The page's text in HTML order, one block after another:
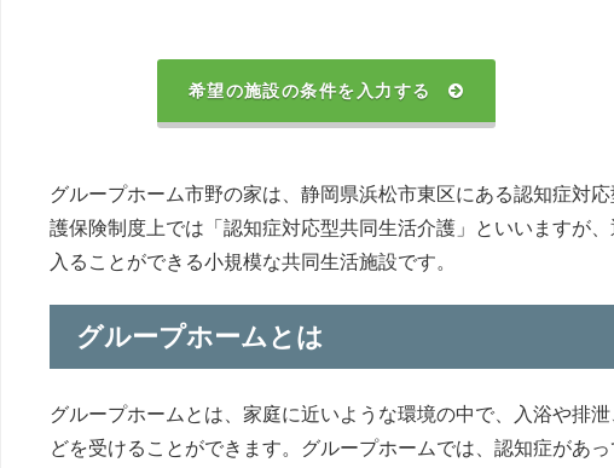
希望の施設の条件を入力する
グループホーム市野の家は、静岡県浜松市東区にある認知症対
護保険制度上では「認知症対応型共同生活介護」といいますが
入ることができる小規模な共同生活施設です。
グループホームとは
グループホームとは、家庭に近いような環境の中で、入浴や排
どを受けることができます。グループホームでは、認知症があ